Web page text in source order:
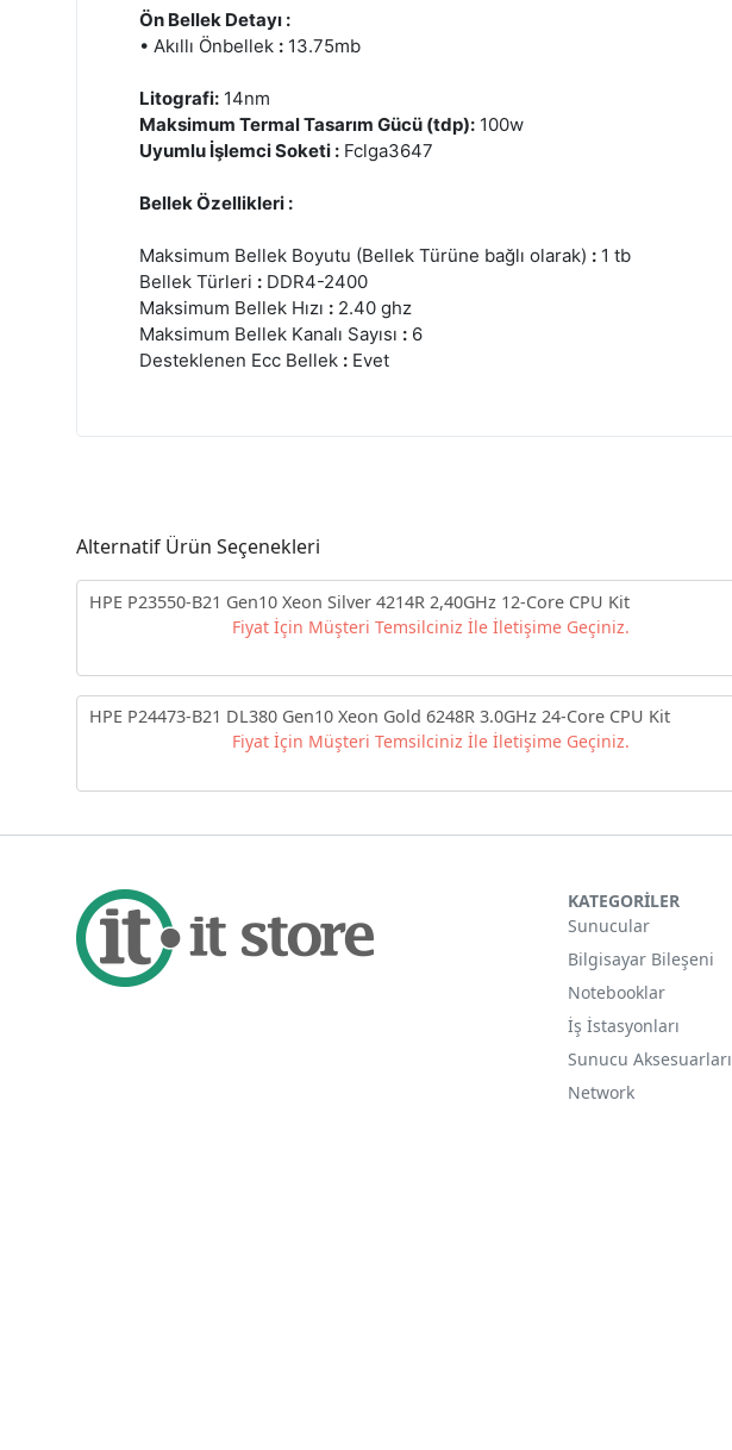
Ön Bellek Detayı :
• Akıllı Önbellek : 13.75mb
Litografi: 14nm
Maksimum Termal Tasarım Gücü (tdp): 100w
Uyumlu İşlemci Soketi : Fclga3647
Bellek Özellikleri :
Maksimum Bellek Boyutu (Bellek Türüne bağlı olarak) : 1 tb
Bellek Türleri : DDR4-2400
Maksimum Bellek Hızı : 2.40 ghz
Maksimum Bellek Kanalı Sayısı : 6
Desteklenen Ecc Bellek : Evet
Alternatif Ürün Seçenekleri
HPE P23550-B21 Gen10 Xeon Silver 4214R 2,40GHz 12-Core CPU Kit
Fiyat İçin Müşteri Temsilciniz İle İletişime Geçiniz.
HPE P24473-B21 DL380 Gen10 Xeon Gold 6248R 3.0GHz 24-Core CPU Kit
Fiyat İçin Müşteri Temsilciniz İle İletişime Geçiniz.
KATEGORİLER
Sunucular
Bilgisayar Bileşeni
Notebooklar
İş İstasyonları
Sunucu Aksesuarları
Network